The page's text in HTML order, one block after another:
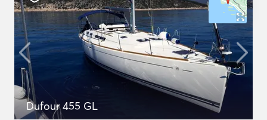
Dufour 455 GL